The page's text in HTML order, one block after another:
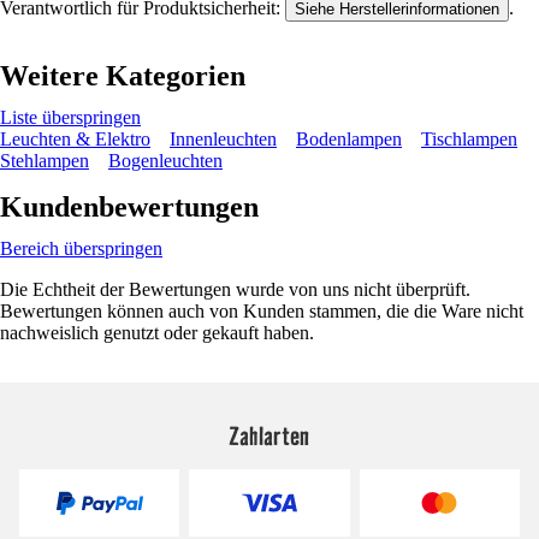
Verantwortlich für Produktsicherheit: Siehe Herstellerinformationen .
Weitere Kategorien
Liste überspringen
Leuchten & Elektro
Innenleuchten Bodenlampen
Tischlampen
Stehlampen
Bogenleuchten
Kundenbewertungen
Bereich überspringen
Die Echtheit der Bewertungen wurde von uns nicht überprüft.
Bewertungen können auch von Kunden stammen, die die Ware nicht
nachweislich genutzt oder gekauft haben.
Zahlarten